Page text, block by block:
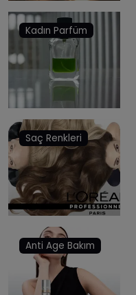
Kadın Parfüm
Saç Renkleri
Anti Age Bakım